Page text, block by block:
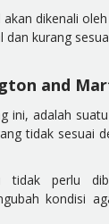
dikenali
dan kurang
and
ini, adalah
tidak sesuai
tidak perlu
kondisi